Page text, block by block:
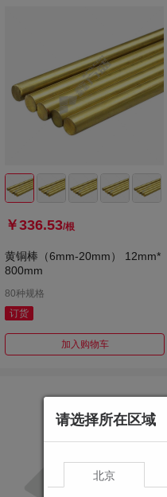
￥336.53/根
黄铜棒（6mm-20mm） 12mm*
800mm
80种规格
订货
加入购物车
请选择所在区域
北京